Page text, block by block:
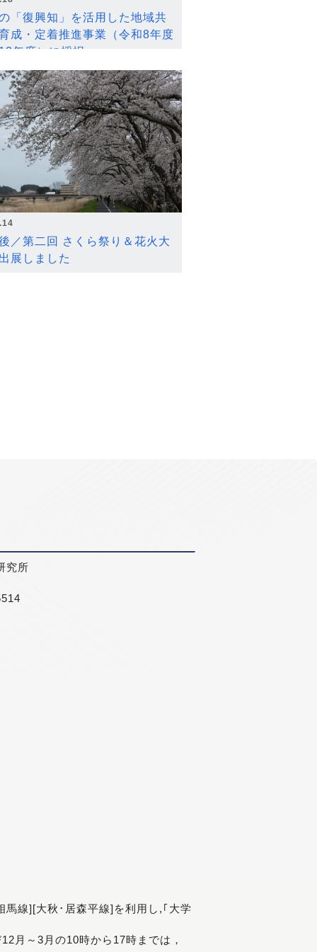
「復興知」を活用した地域共
成・定着推進事業（令和8年度
年度）に採択
／第二回 さくら祭り＆花火大
展しました
究所
線][大秋･居森平線]を利用し,｢大学
月～3月の10時から17時までは，